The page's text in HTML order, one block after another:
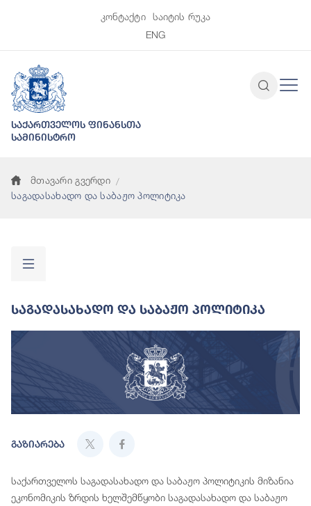
კონტაქტი
საიტის რუკა
ENG
საქართველოს ფინანსთა
სამინისტრო
მთავარი გვერდი
საგადასახადო და საბაჟო პოლიტიკა
Საგადასახადო Და Საბაჟო Პოლიტიკა
გაზიარება
საქართველოს საგადასახადო და საბაჟო პოლიტიკის მიზანია
ეკონომიკის ზრდის ხელშემწყობი საგადასახადო და საბაჟო